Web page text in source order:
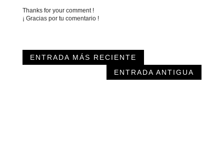
Thanks for your comment !
¡ Gracias por tu comentario !
ENTRADA MÁS RECIENTE
ENTRADA ANTIGUA